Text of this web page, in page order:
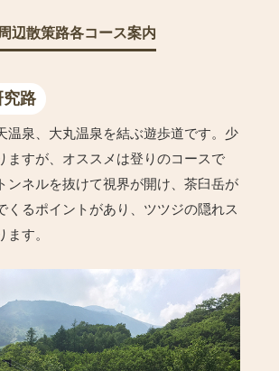
周辺散策路各コース案内
究路
温泉、大丸温泉を結ぶ遊歩道です。少
ますが、オススメは登りのコースで
ンネルを抜けて視界が開け、茶臼岳が
くるポイントがあり、ツツジの隠れス
す。